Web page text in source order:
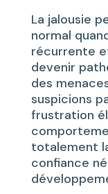
La jalousie
normal
récurrente
devenir
des
suspicions
frustration
totalement
confiance